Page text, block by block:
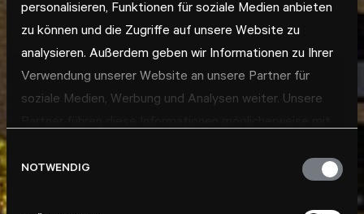
personalisieren, Funktionen für soziale Medien anbieten
zu können und die Zugriffe auf unsere Website zu
analysieren. Außerdem geben wir Informationen zu Ihrer
Verwendung unserer Website an unsere Partner für
soziale Medien, Werbung und Analysen weiter. Unsere
haben oder die sie im Rahmen Ihrer Nutzung der Dienste
NOTWENDIG